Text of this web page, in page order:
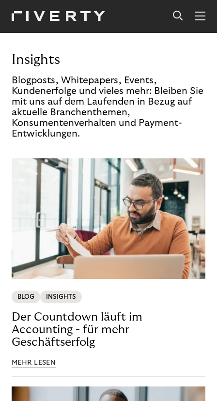
Insights
Blogposts, Whitepapers, Events,
Kundenerfolge und vieles mehr: Bleiben Sie
mit uns auf dem Laufenden in Bezug auf
aktuelle Branchenthemen,
Konsumentenverhalten und Payment-
Entwicklungen.
BLOG INSIGHTS
Der Countdown läuft im
Accounting - für mehr
Geschäftserfolg
MEHR LESEN